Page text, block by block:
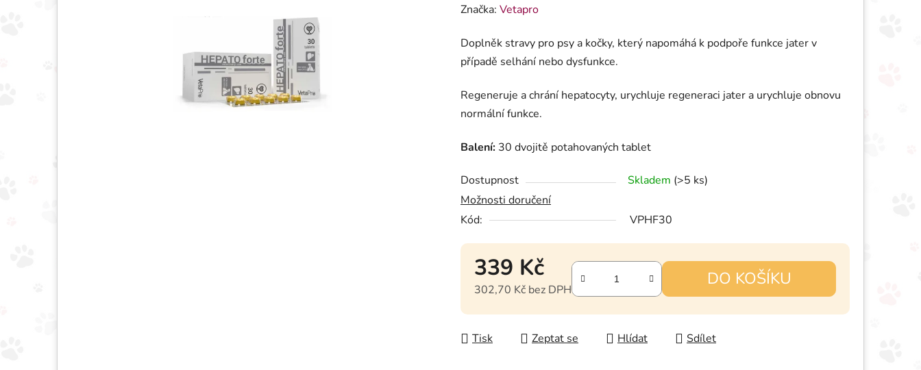
Značka: Vetapro
Doplněk stravy pro psy a kočky, který napomáhá k podpoře funkce jater v
případě selhání nebo dysfunkce.
Regeneruje a chrání hepatocyty, urychluje regeneraci jater a urychluje obnovu
normální funkce.
Balení: 30 dvojitě potahovaných tablet
Dostupnost Skladem (>5 ks)
Možnosti doručení
Kód:
VPHF30
339 Kč
302,70 Kč bez DPH
Měrná cena:
DO KOŠÍKU
Tisk Zeptat se Hlídat Sdílet